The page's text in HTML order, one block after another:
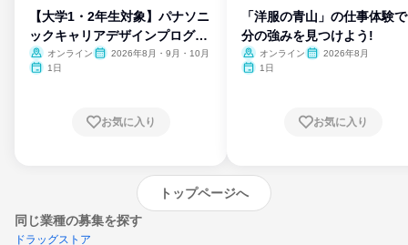
【大学1・2年生対象】パナソニ
ックキャリアデザインプログラ
ム
オンライン
2026年8月・9月・10月
1日
お気に入り
「洋服の青山」の仕事体験
分の強みを見つけよう!
オンライン
2026年8月
1日
お気に入り
トップページへ
同じ業種の募集を探す
ドラッグストア